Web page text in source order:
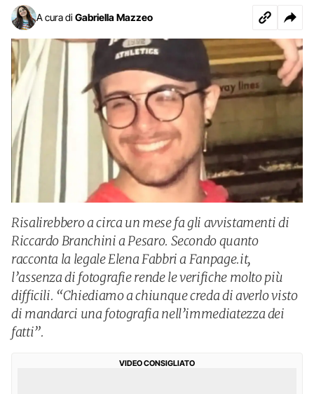
A cura di Gabriella Mazzeo
Risalirebbero a circa un mese fa gli avvistamenti di
Riccardo Branchini a Pesaro. Secondo quanto
racconta la legale Elena Fabbri a Fanpage.it,
l’assenza di fotografie rende le verifiche molto più
difficili. “Chiediamo a chiunque creda di averlo visto
di mandarci una fotografia nell’immediatezza dei
fatti”.
VIDEO CONSIGLIATO